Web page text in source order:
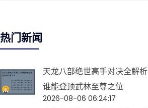
热门新闻
天龙八部绝世高手对决全解析
谁能登顶武林至尊之位
2026-08-06 06:24:17